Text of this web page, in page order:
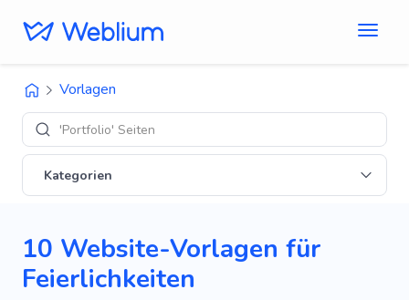
Vorlagen
'E-Co
Kategorien
10 Website-Vorlagen für
Feierlichkeiten